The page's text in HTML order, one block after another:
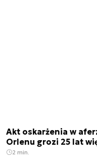
Akt oskarżenia w
Orlenu grozi 25 lat
2 min.